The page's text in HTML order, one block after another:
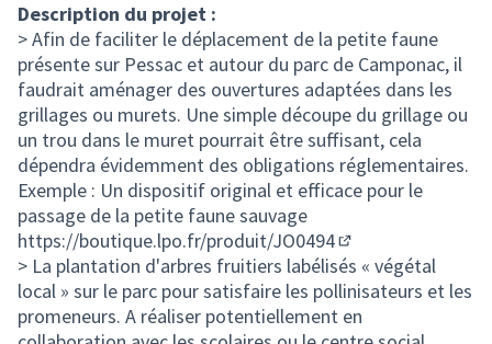
Description du projet :
> Afin de faciliter le déplacement de la petite faune
présente sur Pessac et autour du parc de Camponac, il
faudrait aménager des ouvertures adaptées dans les
grillages ou murets. Une simple découpe du grillage ou
un trou dans le muret pourrait être suffisant, cela
dépendra évidemment des obligations réglementaires.
Exemple : Un dispositif original et efficace pour le
passage de la petite faune sauvage
https://boutique.lpo.fr/produit/JO0494
(Lien externe)
> La plantation d'arbres fruitiers labélisés « végétal
local » sur le parc pour satisfaire les pollinisateurs et les
promeneurs. A réaliser potentiellement en